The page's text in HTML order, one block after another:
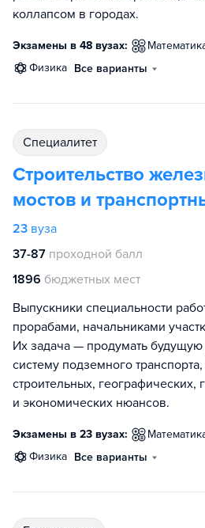
коллапсом в городах.
Экзамены в 48 вузах:
физика Все варианты
специалитет
Строительство
мостов и
23 вуза
37-87 проходной балл
1896 бюджетных мест
Выпускники специальности
прорабами, начальниками
Их задача — продумать будущую
систему подземного
строительных, географических,
и экономических нюансов.
Экзамены в 23 вузах:
физика Все варианты